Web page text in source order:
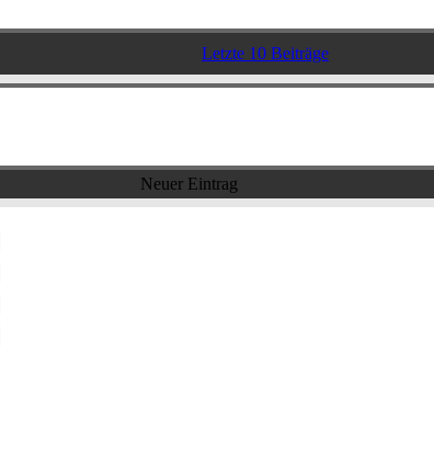
Letzte 10 Beiträge
Neuer Eintrag